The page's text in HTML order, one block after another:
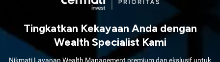
Tingkatkan Kekayaan Anda dengan
Wealth Specialist Kami
Nikmati Layanan Wealth Management premium dan ekslusif untuk